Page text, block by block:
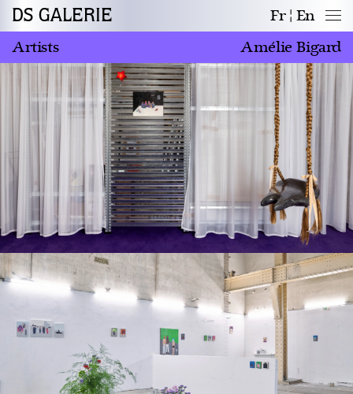
DS GALERIE Fr
En
Artists
Amélie Bigard